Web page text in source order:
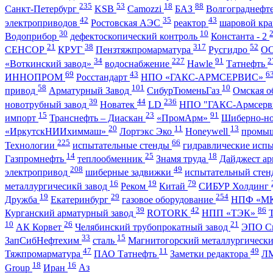
Санкт-Петербург 235 KSB 53 Camozzi 18 БАЗ 88
электроприводов 42 Ростовская АЭС 35 реактор 43 шаровой
Водоприбор 30 дефектоскопический контроль 10 Константа - 2
СЕНСОР 21 КРУГ 38 Пензтяжпромарматура 317 Русгидро 52
«Воткинский завод» 34 водоснабжение 227 Hawle 91 Татнефть
ИННОПРОМ 69 Росстандарт 43 НПО «ГАКС-АРМСЕРВИС»
привод 58 Арматурный Завод 101 СибурТюменьГаз 10 Омская
новотрубный завод 39 Новатек 44 LD 236 НПО "ГАКС-
импорт 15 Транснефть – Диаскан 23 «ПромАрм» 91 Шиберно-
«ИркутскНИИхиммаш» 20 Лортэкс Эко 11 Honeywell 13
Технологии 225 испытательные стенды 66 гидравлические
Газпромнефть 14 теплообменник 25 Знамя труда 18 Дайджест
электропривод 208 шиберные задвижки 49 испытательный
металлургичесикй завод 16 Реком 19 Китай 79 СИБУР Холдинг
Дружба 19 Екатеринбург 29 газовое оборудование 254 НПФ
Курганский арматурный завод 39 ROTORK 42 НПП «ТЭК» 86
10 АК Корвет 26 Челябинский трубопрокатный завод 21 ЭПО
ЗапСибНефтехим 33 сталь 15 Магнитогорский
Тяжпромарматура 47 ПАО Татнефть 11 Заметки редактора 49
Group 18 Иран 16 Аз